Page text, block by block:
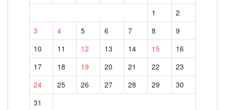
1
2
3
4 5 6 7 8
9
10
11 12 13 14 15
16
17
18 19 20 21 22
23
24
25 26 27 28 29
30
31